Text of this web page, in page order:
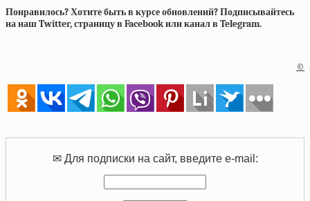
Понравилось? Хотите быть в курсе обновлений? Подписывайтесь
на наш Twitter, страницу в Facebook или канал в Telegram.
©
✉ Для подписки на сайт, введите e-mail: